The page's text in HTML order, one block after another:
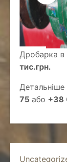
Дробарка в
тис.грн.
75 або +38